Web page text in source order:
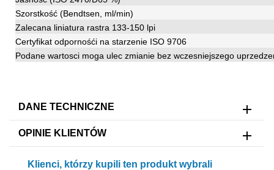
Szorstkość (Bendtsen, ml/min)
Zalecana liniatura rastra 133-150 lpi
Certyfikat odpornośći na starzenie ISO 9706
Podane wartosci moga ulec zmianie bez wczesniejszego
DANE TECHNICZNE
OPINIE KLIENTÓW
Klienci, którzy kupili ten produkt wybrali